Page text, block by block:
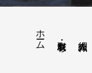
ホーム